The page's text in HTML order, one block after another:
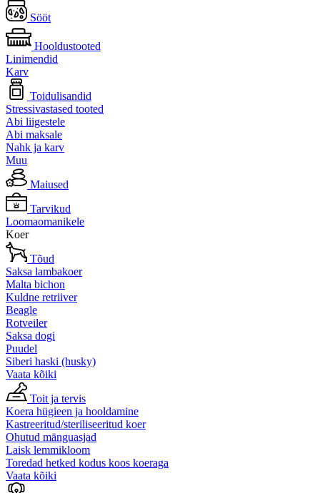
Sööt
Hooldustooted
Linimendid
Karv
Toidulisandid
Stressivastased tooted
Abi liigestele
Abi maksale
Nahk ja karv
Muu
Maiused
Tarvikud
Loomaomanikele
Koer
Tõud
Saksa lambakoer
Malta bichon
Kuldne retriiver
Beagle
Rotveiler
Saksa dogi
Puudel
Siberi haski (husky)
Vaata kõiki
Toit ja tervis
Koera hügieen ja hooldamine
Kastreeritud/steriliseeritud koer
Ohutud mänguasjad
Laisk lemmikloom
Toredad hetked kodus koos koeraga
Vaata kõiki